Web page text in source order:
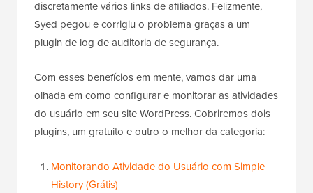
discretamente vários links de afiliados. Felizmente,
Syed pegou e corrigiu o problema graças a um
plugin de log de auditoria de segurança.
Com esses benefícios em mente, vamos dar uma
olhada em como configurar e monitorar as atividades
do usuário em seu site WordPress. Cobriremos dois
plugins, um gratuito e outro o melhor da categoria:
Monitorando Atividade do Usuário com Simple
History (Grátis)